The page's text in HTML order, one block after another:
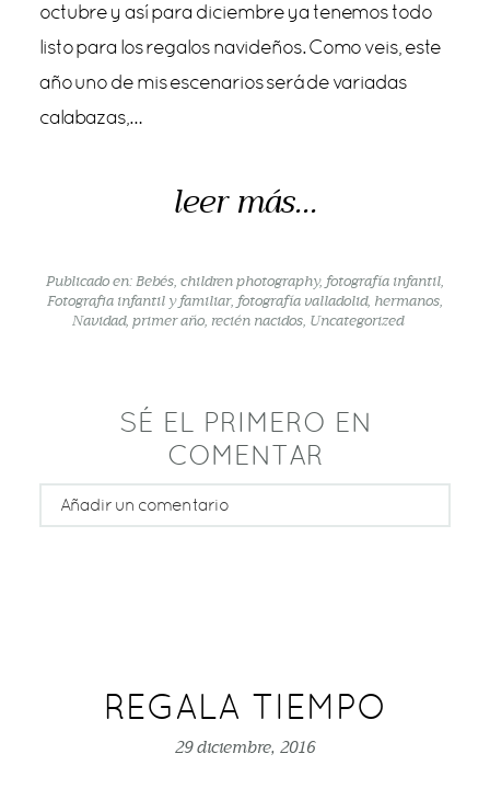
octubre y así para diciembre ya tenemos todo
listo para los regalos navideños. Como veis, este
año uno de mis escenarios será de variadas
calabazas,…
leer más...
Publicado en:Bebés,children photography,fotografía infantil,
Fotografia infantil y familiar,fotografía valladolid, hermanos,
Navidad,primer año, recién nacidos, Uncategorized
SÉ EL PRIMERO EN
COMENTAR
Añadir un comentario
REGALA TIEMPO
29 diciembre, 2016